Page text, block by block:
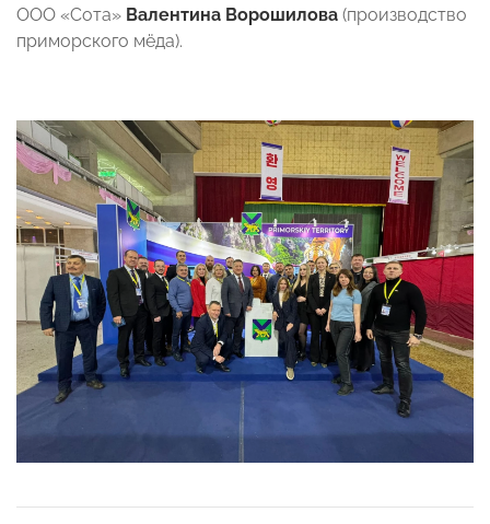
ООО «Сота» Валентина Ворошилова (производство
приморского мёда).